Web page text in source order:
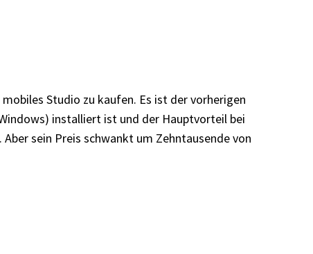
Studio zu kaufen. Es ist der vorherigen
installiert ist und der Hauptvorteil bei
sein Preis schwankt um Zehntausende von